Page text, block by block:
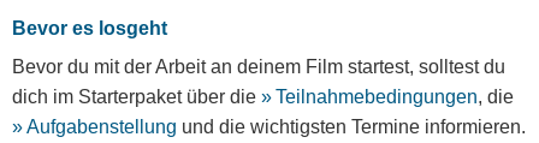
Bevor es losgeht
Bevor du mit der Arbeit an deinem Film startest, solltest du
dich im Starterpaket über die
Teilnahmebedingungen, die
Aufgabenstellung und die wichtigsten Termine informieren.